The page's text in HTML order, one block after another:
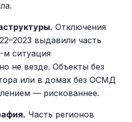
Отключения
выдавили часть
м ситуация
не везде. Объекты без
или в домах без ОСМД
— рискованнее.
Часть регионов